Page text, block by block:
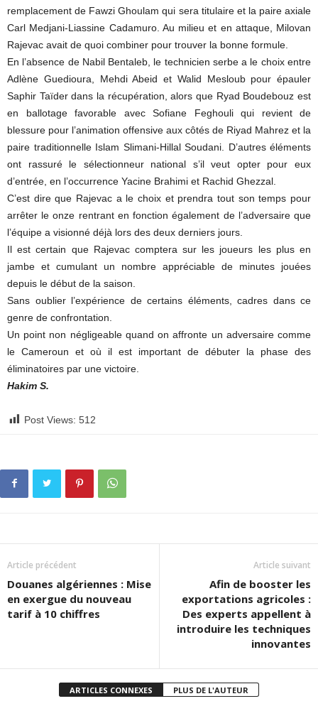
remplacement de Fawzi Ghoulam qui sera titulaire et la paire axiale
Carl Medjani-Liassine Cadamuro. Au milieu et en attaque, Milovan
Rajevac avait de quoi combiner pour trouver la bonne formule.
En l’absence de Nabil Bentaleb, le technicien serbe a le choix entre
Adlène Guedioura, Mehdi Abeid et Walid Mesloub pour épauler
Saphir Taïder dans la récupération, alors que Ryad Boudebouz est
en ballotage favorable avec Sofiane Feghouli qui revient de
blessure pour l’animation offensive aux côtés de Riyad Mahrez et la
paire traditionnelle Islam Slimani-Hillal Soudani. D’autres éléments
ont rassuré le sélectionneur national s’il veut opter pour eux
d’entrée, en l’occurrence Yacine Brahimi et Rachid Ghezzal.
C’est dire que Rajevac a le choix et prendra tout son temps pour
arrêter le onze rentrant en fonction également de l’adversaire que
l’équipe a visionné déjà lors des deux derniers jours.
Il est certain que Rajevac comptera sur les joueurs les plus en
jambe et cumulant un nombre appréciable de minutes jouées
depuis le début de la saison.
Sans oublier l’expérience de certains éléments, cadres dans ce
genre de confrontation.
Un point non négligeable quand on affronte un adversaire comme
le Cameroun et où il est important de débuter la phase des
éliminatoires par une victoire.
Hakim S.
Post Views: 512
Article précédent
Douanes algériennes : Mise
en exergue du nouveau
tarif à 10 chiffres
Article suivant
Afin de booster les
exportations agricoles :
Des experts appellent à
introduire les techniques
innovantes
ARTICLES CONNEXES PLUS DE L'AUTEUR